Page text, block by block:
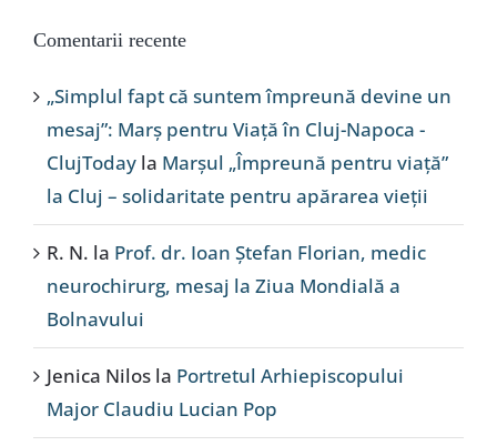
Comentarii recente
„Simplul fapt că suntem împreună devine un
mesaj”: Marș pentru Viață în Cluj-Napoca -
ClujToday la Marșul „Împreună pentru viață”
la Cluj – solidaritate pentru apărarea vieții
R. N. la Prof. dr. Ioan Ștefan Florian, medic
neurochirurg, mesaj la Ziua Mondială a
Bolnavului
Jenica Nilos la Portretul Arhiepiscopului
Major Claudiu Lucian Pop